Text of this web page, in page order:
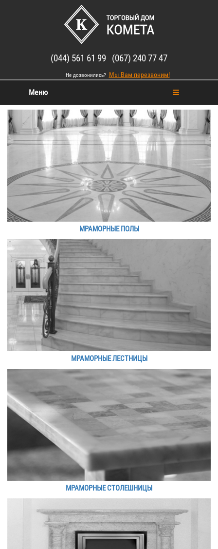
(044) 561 61 99 (067) 240 77 47
Не дозвонились? Мы Вам перезвоним!
Меню
МРАМОРНЫЕ ПОЛЫ
МРАМОРНЫЕ ЛЕСТНИЦЫ
МРАМОРНЫЕ СТОЛЕШНИЦЫ